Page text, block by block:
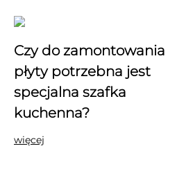
Czy do zamontowania
płyty potrzebna jest
specjalna szafka
kuchenna?
więcej